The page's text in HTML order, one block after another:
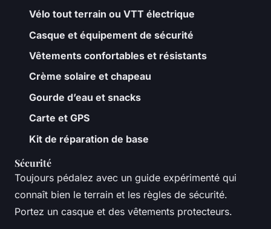
Vélo tout terrain ou VTT électrique
Casque et équipement de sécurité
Vêtements confortables et résistants
Crème solaire et chapeau
Gourde d’eau et snacks
Carte et GPS
Kit de réparation de base
Sécurité
Toujours pédalez avec un guide expérimenté qui
connaît bien le terrain et les règles de sécurité.
Portez un casque et des vêtements protecteurs.